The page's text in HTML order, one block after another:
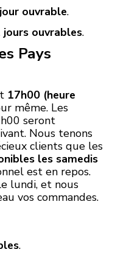
ouvrable.
jours ouvrables.
Pays
17h00 (heure
même. Les
seront
Nous tenons
clients que les
les samedis
est en repos.
lundi, et nous
vos commandes.
.